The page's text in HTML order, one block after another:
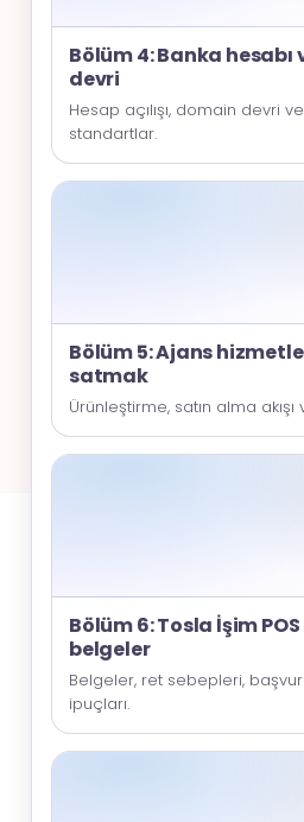
Bölüm 4: Banka
devri
Hesap açılışı, domain devri
standartlar.
Bölüm 5: Ajans
satmak
Ürünleştirme, satın alma akışı
Bölüm 6: Tosla İşim
belgeler
Belgeler, ret sebepleri,
ipuçları.